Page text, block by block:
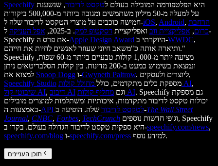
Speechify
היא הפלטפורמה המובילה בעולם לטקסט לדיבור, שנשענת
על למעלה מ-50 מיליון משתמשים ומגובה ביותר מ-500,000 ביקורות
חמישה כוכבים על מוצרי הטקסט לדיבור שלה ל-iOS, Android, הרחבת
כרום, אפליקציית ווב ואפליקציית דסקטופ למק. ב-2025, אפל העניקה ל-
Speechify את פרס ה-Apple Design Award היוקרתי ב-WWDC,
ותיארה אותה כ"משאב חיוני שעוזר לאנשים לחיות את חייהם."
Speechify מציעה יותר מ-1,000 קולות טבעיים ביותר מ-60 שפות,
ונמצאת בשימוש כמעט ב-200 מדינות. בין קולות הסלבריטאים ניתן
Snoop Dogg ו-Gwyneth Paltrow
. ליוצרים ולעסקים,
Speechify Studio
מספקת כלים מתקדמים, כולל מחולל קולות AI,
שיבוטי קול AI, דיבוב AI וגם מחליף קולות AI. Speechify גם מספקת
יכולות טקסט לדיבור מתקדמות, איכותיות ומשתלמות למוצרים מובילים
באמצעות ה-
API לטקסט לדיבורשלה. הופיעה ב-The Wall Street
Journal, CNBC, Forbes, TechCrunch
היא ספקית טקסט לדיבור הגדולה בעולם. בקרו ב-speechify.com/news,
speechify.com/blog ו-speechify.com/press למידע נוסף.
תוכן העניינים